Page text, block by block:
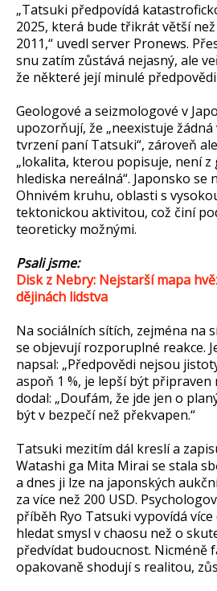
„Tatsuki předpovídá
2025, která bude třikrát větší
2011,“ uvedl server Pronews.
snu zatím zůstává nejasný, ale
že některé její minulé
Geologové a seizmologové v
upozorňují, že „neexistuje žádná
tvrzení paní Tatsuki“, zároveň
„lokalita, kterou popisuje, není z
hlediska nereálná“. Japonsko se
Ohnivém kruhu, oblasti s
tektonickou aktivitou, což činí
teoreticky možnými.
Psali jsme:
Disk z Nebry: Nejstarší mapa
dějinách lidstva
Na sociálních sítích, zejména na
se objevují rozporuplné reakce.
napsal: „Předpovědi nejsou
aspoň 1 %, je lepší být připraven
dodal: „Doufám, že jde jen o
být v bezpečí než překvapen.“
Tatsuki mezitím dál kreslí a
Watashi ga Mita Mirai se stala
a dnes ji lze na japonských
za více než 200 USD.
příběh Ryo Tatsuki vypovídá
hledat smysl v chaosu než o
předvídat budoucnost. Nicméně
opakovaně shodují s realitou,